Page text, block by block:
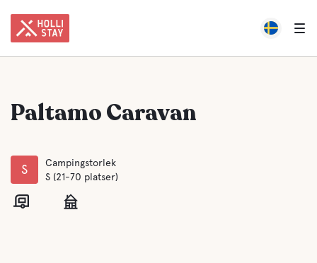
Paltamo Caravan
S
Campingstorlek
S (21-70 platser)